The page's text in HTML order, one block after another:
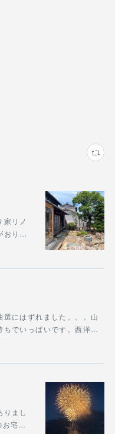
家リノ
おり…
にはずれました。。。山
でいっぱいです。西洋…
まし
宅…